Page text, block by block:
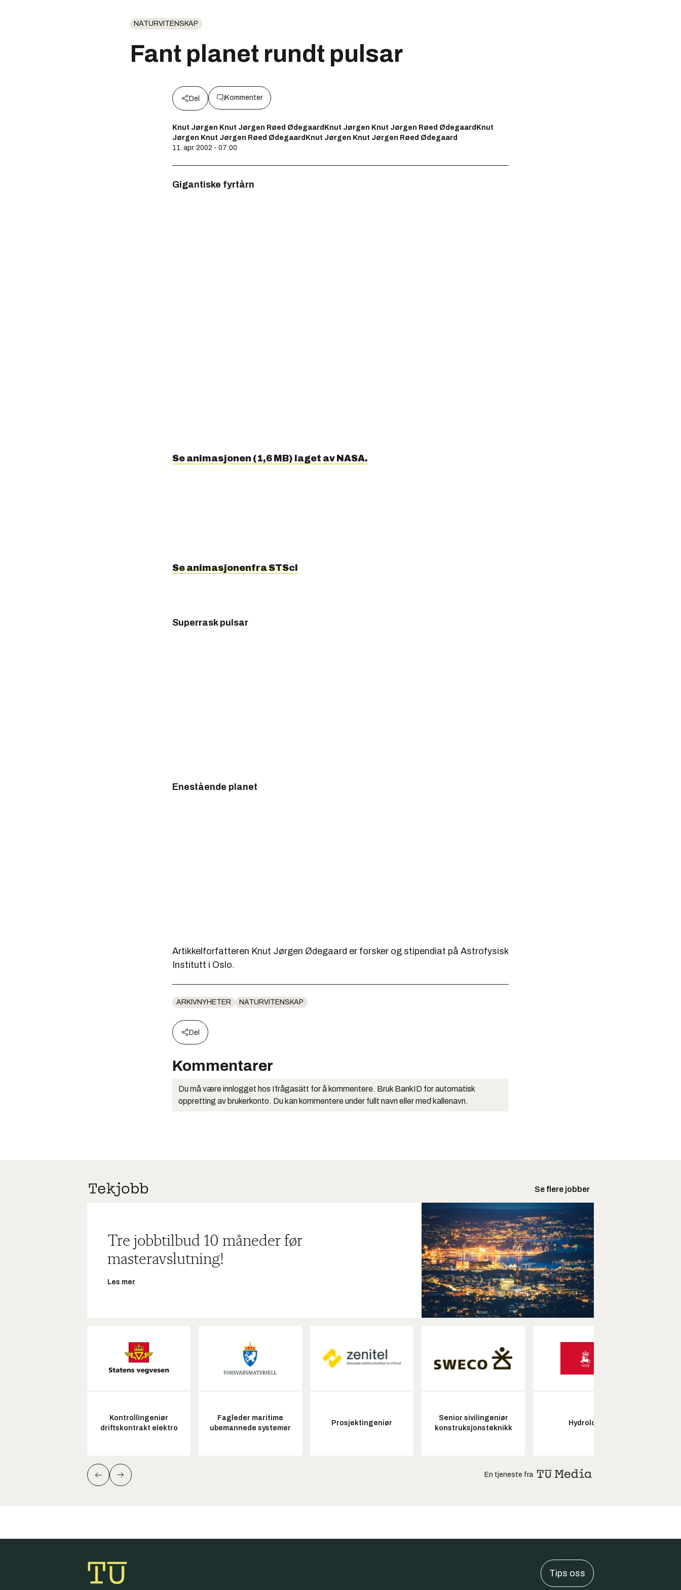
NATURVITENSKAP
Fant planet rundt pulsar
Del Kommenter
Knut Jørgen Knut Jørgen Røed ØdegaardKnut Jørgen Knut Jørgen Røed ØdegaardKnut
Jørgen Knut Jørgen Røed ØdegaardKnut Jørgen Knut Jørgen Røed Ødegaard
11. apr. 2002 - 07:00
Gigantiske fyrtårn
Se animasjonen (1,6 MB) laget av NASA.
Se animasjonenfra STScI
Superrask pulsar
Enestående planet
Artikkelforfatteren Knut Jørgen Ødegaard er forsker og stipendiat på Astrofysisk
Institutt i Oslo.
ARKIVNYHETER NATURVITENSKAP
Del
Kommentarer
Du må være innlogget hos Ifrågasätt for å kommentere. Bruk BankID for automatisk
oppretting av brukerkonto. Du kan kommentere under fullt navn eller med kallenavn.
Se flere jobber
Tre jobbtilbud 10 måneder før
masteravslutning!
Les mer
Kontrollingeniør
driftskontrakt elektro
Fagleder maritime
ubemannede systemer
Prosjektingeniør
Senior sivilingeniør
konstruksjonsteknikk
Hydrolog
En tjeneste fra
Tips oss